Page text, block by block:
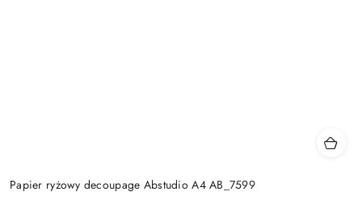
Papier ryżowy decoupage Abstudio A4 AB_7599